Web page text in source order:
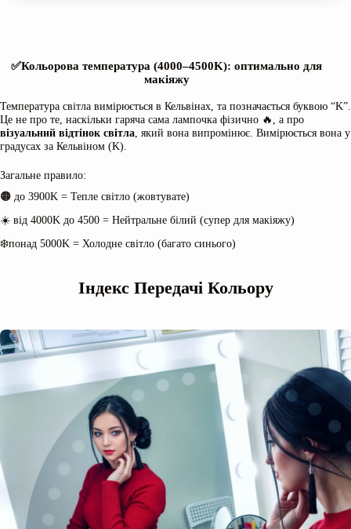
✅Кольорова температура (4000–4500K): оптимально для
макіяжу
Температура світла вимірюється в Кельвінах, та позначається буквою “K”.
Це не про те, наскільки гаряча сама лампочка фізично 🔥, а про
візуальний відтінок світла , який вона випромінює. Вимірюється вона у
градусах за Кельвіном (K).
Загальне правило:
🟠 до 3900K = Тепле світло (жовтувате)
☀️ від 4000K до 4500 = Нейтральне білий (супер для макіяжу)
❄️понад 5000K = Холодне світло (багато синього)
Індекс Передачі Кольору